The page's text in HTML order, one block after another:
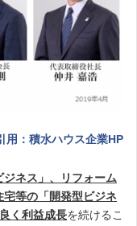
用：積水ハウス企業HP
ジネス」、リフォーム
等の「開発型ビジネ
く利益成長を続けるこ